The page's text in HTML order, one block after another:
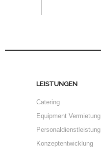
LEISTUNGEN
Catering
Equipment Vermietung
Personaldienstleistung
Konzeptentwicklung